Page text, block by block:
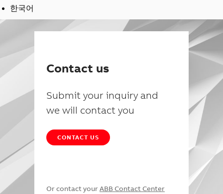
한국어
Contact us
Submit your inquiry and
we will contact you
CONTACT US
Or contact your ABB Contact Center